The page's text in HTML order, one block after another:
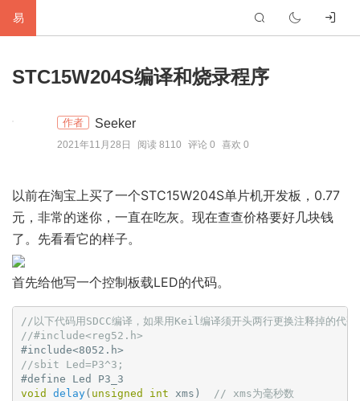
易
建
编
标
友
STC15W204S编译和烧录程序
作者 Seeker
2021年11月28日 阅读 8110 评论 0 喜欢 0
以前在淘宝上买了一个STC15W204S单片机开发板，0.77
元，非常的迷你，一直在吃灰。现在查查价格要好几块钱
了。先看看它的样子。
首先给他写一个控制板载LED的代码。
//以下代码用SDCC编译，如果用Keil编译须开头两行更换注释掉的代码
//#include<reg52.h>
#include<8052.h>
//sbit Led=P3^3;
#define Led P3_3
void
delay( unsigned int xms)
// xms为毫秒数